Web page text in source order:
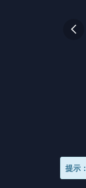

提示：